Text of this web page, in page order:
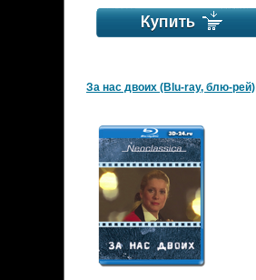
За нас двоих (Blu-ray, блю-рей)